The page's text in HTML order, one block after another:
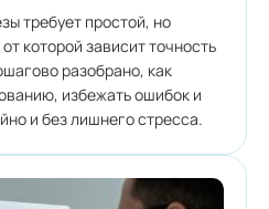
требует простой, но
которой зависит точность
разобрано, как
избежать ошибок и
и без лишнего стресса.